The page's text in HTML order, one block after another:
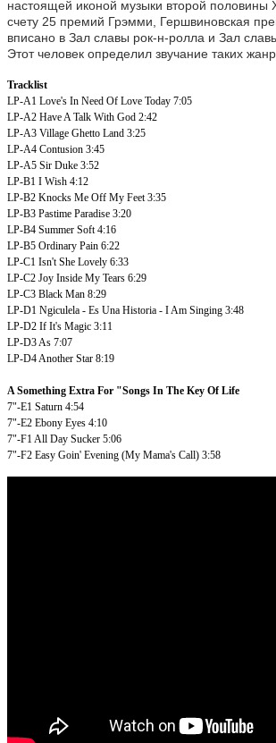
настоящей иконой музыки второй половины
счету 25 премий Грэмми, Гершвиновская
вписано в Зал славы рок-н-ролла и Зал
Этот человек определил звучание таких
Tracklist
LP-A1 Love's In Need Of Love Today 7:05
LP-A2 Have A Talk With God 2:42
LP-A3 Village Ghetto Land 3:25
LP-A4 Contusion 3:45
LP-A5 Sir Duke 3:52
LP-B1 I Wish 4:12
LP-B2 Knocks Me Off My Feet 3:35
LP-B3 Pastime Paradise 3:20
LP-B4 Summer Soft 4:16
LP-B5 Ordinary Pain 6:22
LP-C1 Isn't She Lovely 6:33
LP-C2 Joy Inside My Tears 6:29
LP-C3 Black Man 8:29
LP-D1 Ngiculela - Es Una Historia - I Am Singing 3:48
LP-D2 If It's Magic 3:11
LP-D3As 7:07
LP-D4Another Star 8:19
A Something Extra For "Songs In The Key Of Life
7"-E1 Saturn 4:54
7"-E2 Ebony Eyes 4:10
7"-F1All Day Sucker 5:06
7"-F2 Easy Goin' Evening (My Mama's Call) 3:58